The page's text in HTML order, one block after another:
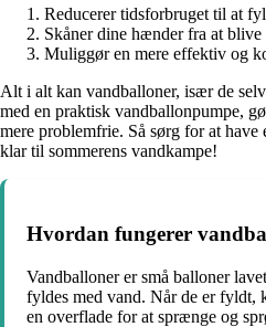
Reducerer tidsforbruget til at
Skåner dine hænder fra at
Muliggør en mere effektiv og
Alt i alt kan vandballoner, især de
med en praktisk vandballonpumpe,
mere problemfrie. Så sørg for at
klar til sommerens vandkampe!
Hvordan fungerer
Vandballoner er små balloner
fyldes med vand. Når de er fyldt,
en overflade for at sprænge og